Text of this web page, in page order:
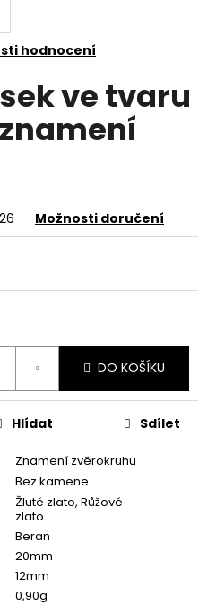
hodnocení
ve tvaru
Možnosti doručení
DO KOŠÍKU
Znamení zvěrokruhu
Bez kamene
Žluté zlato, Růžové
zlato
Beran
20mm
12mm
0,90g
Hlídat Sdílet